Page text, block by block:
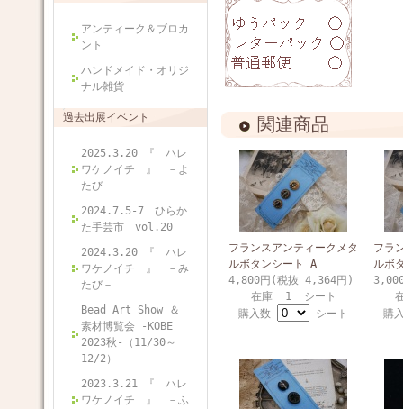
アンティーク＆ブロカ
ント
ハンドメイド・オリジ
ナル雑貨
過去出展イベント
2025.3.20 『 ハレ
ワケノイチ 』 －よ
たび－
2024.7.5-7 ひらか
た手芸市 vol.20
2024.3.20 『 ハレ
ワケノイチ 』 －み
たび－
Bead Art Show ＆
素材博覧会 -KOBE
2023秋-（11/30～
12/2）
2023.3.21 『 ハレ
ワケノイチ 』 －ふ
関連商品
フランスアンティークメタ
ルボタンシート A
4,800円(税抜 4,364円)
在庫 1 シート
購入数
シート
フラ
ルボ
購